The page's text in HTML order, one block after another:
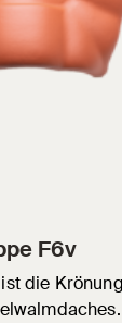
F6v
die